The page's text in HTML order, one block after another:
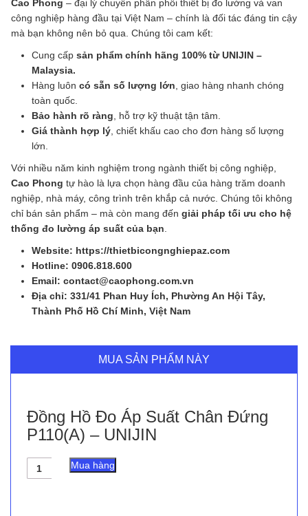
Cao Phong – đại lý chuyên phân phối thiết bị đo lường và van
công nghiệp hàng đầu tại Việt Nam – chính là đối tác đáng tin cậy
mà bạn không nên bỏ qua. Chúng tôi cam kết:
Cung cấp sản phẩm chính hãng 100% từ UNIJIN –
Malaysia.
Hàng luôn có sẵn số lượng lớn , giao hàng nhanh chóng
toàn quốc.
Bảo hành rõ ràng , hỗ trợ kỹ thuật tận tâm.
Giá thành hợp lý , chiết khấu cao cho đơn hàng số lượng
lớn.
Với nhiều năm kinh nghiệm trong ngành thiết bị công nghiệp,
Cao Phong tự hào là lựa chọn hàng đầu của hàng trăm doanh
nghiệp, nhà máy, công trình trên khắp cả nước. Chúng tôi không
chỉ bán sản phẩm – mà còn mang đến giải pháp tối ưu cho hệ
thống đo lường áp suất của bạn
Website: https://thietbicongnghiepaz.com
Hotline: 0906.818.600
Email: contact@caophong.com.vn
Địa chỉ: 331/41 Phan Huy Ích, Phường An Hội Tây,
Thành Phố Hồ Chí Minh, Việt Nam
MUA SẢN PHẨM NÀY
Đồng Hồ Đo Áp Suất Chân Đứng
P110(A) – UNIJIN
Đồng
Hồ
Mua hàng